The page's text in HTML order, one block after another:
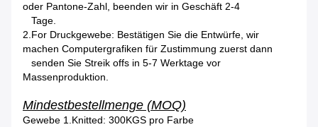
oder Pantone-Zahl, beenden wir in Geschäft 2-4
Tage.
2.For Druckgewebe: Bestätigen Sie die Entwürfe, wir
machen Computergrafiken für Zustimmung zuerst dann
senden Sie Streik offs in 5-7 Werktage vor
Massenproduktion.
Mindestbestellmenge (MOQ)
Gewebe 1.Knitted: 300KGS pro Farbe